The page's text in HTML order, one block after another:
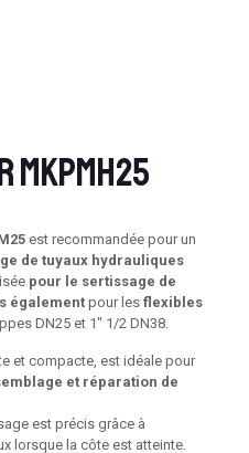
est recommandée pour un
de tuyaux hydrauliques
pour le sertissage de
également pour les flexibles
DN25 et 1″ 1/2 DN38.
et compacte, est idéale pour
et réparation de
est précis grâce à
lorsque la côte est atteinte.